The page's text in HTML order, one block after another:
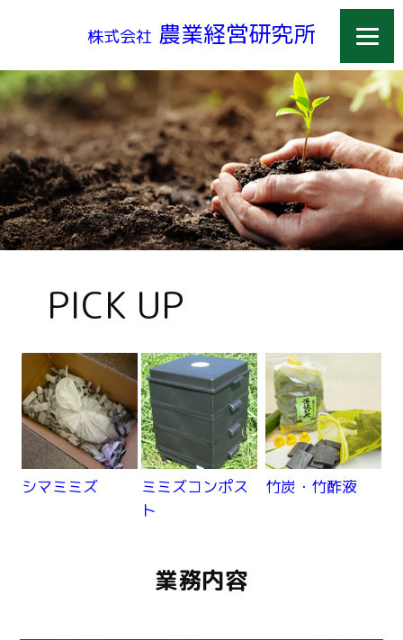
株式会社 農業経営研究所
PICK UP
シマミミズ
ミミズコンポス
ト
竹炭・竹酢液
業務内容